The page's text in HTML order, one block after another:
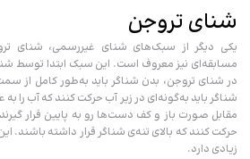
شنای تروجن
یکی دیگر از سبک‌های شنای غیررسمی، شنای
مسابقه‌ای نیز معروف است. این سبک ابتدا توسط
در شنای تروجن، بدن شناگر باید به‌طور کامل از
شناگر باید به‌گونه‌ای در زیر آب حرکت کنند که آب را به
مقابل صورت باز و کف دست‌ها رو به پایین قرار
حرکت کنند که بالای تنه‌ی شناگر قرار داشته باشند.
زیادی دارد.